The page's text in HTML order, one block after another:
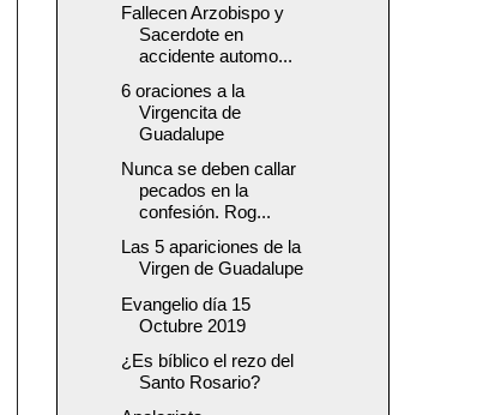
Fallecen Arzobispo y
Sacerdote en
accidente automo...
6 oraciones a la
Virgencita de
Guadalupe
Nunca se deben callar
pecados en la
confesión. Rog...
Las 5 apariciones de la
Virgen de Guadalupe
Evangelio día 15
Octubre 2019
¿Es bíblico el rezo del
Santo Rosario?